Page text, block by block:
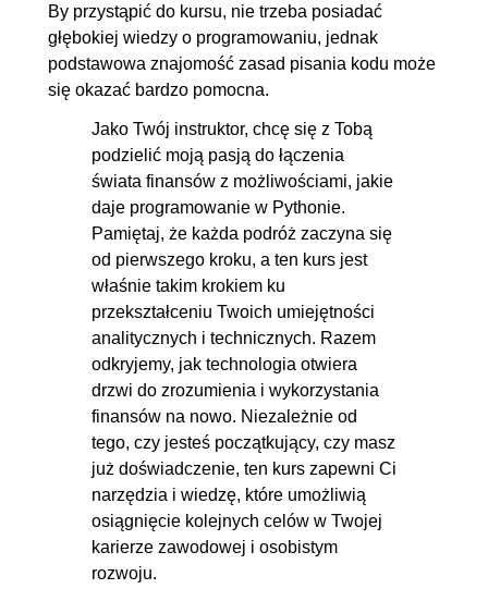
9.2. Horyzont inwestycji a stopa
zwrotu
00:15:12
9.3. Średnie stopy zwrotu
9.4. Analiza trójkąta zwrotów
9.5. Analiza trójkąta zwrotów
00:04:26
9.6. Analiza trójkąta zwrotów
00:03:50
9.7. Średnie ważone
wykładniczo i korelacje
00:11:26
10. Portfele inwestycyjne
10.1. Wskaźnik Sharpe'a i
dywersyfikacja ryzyka - teoria
00:07:52
10.2. Wskaźnik Sharpe'a i
dywersyfikacja ryzyka -
00:18:50
By przystąpić do kursu, nie trzeba posiadać
głębokiej wiedzy o programowaniu, jednak
podstawowa znajomość zasad pisania kodu może
się okazać bardzo pomocna.
Jako Twój instruktor, chcę się z Tobą
podzielić moją pasją do łączenia
świata finansów z możliwościami, jakie
daje programowanie w Pythonie.
Pamiętaj, że każda podróż zaczyna się
od pierwszego kroku, a ten kurs jest
właśnie takim krokiem ku
przekształceniu Twoich umiejętności
analitycznych i technicznych. Razem
odkryjemy, jak technologia otwiera
drzwi do zrozumienia i wykorzystania
finansów na nowo. Niezależnie od
tego, czy jesteś początkujący, czy masz
już doświadczenie, ten kurs zapewni Ci
narzędzia i wiedzę, które umożliwią
osiągnięcie kolejnych celów w Twojej
karierze zawodowej i osobistym
rozwoju.